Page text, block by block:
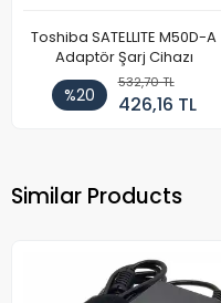
Toshiba SATELLITE M50D-A
Adaptör Şarj Cihazı
%20
532,70 TL
426,16 TL
Similar Products